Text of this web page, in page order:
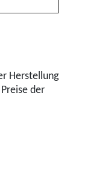
Herstellung
der